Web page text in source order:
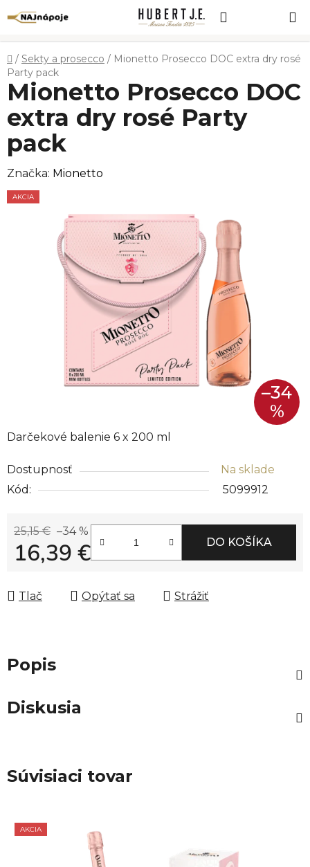
na
KOŠÍK
Domov
/ Sekty a prosecco / Mionetto Prosecco DOC extra dry rosé
Party pack
Darčekové balenie 6 x 200 ml
Dostupnosť
Na sklade
Kód:
5099912
25,15 € –34 %
16,39 € DO KOŠÍKA
Tlač Opýtať sa Strážiť
Mionetto Prosecco DOC
extra dry rosé Party
pack
Značka: Mionetto
AKCIA
–34
%
Popis
Diskusia
Súvisiaci tovar
AKCIA